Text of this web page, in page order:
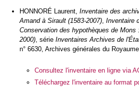
HONNORÉ Laurent, Inventaire des
Amand à Sirault (1583-2007), Inventaire
Conservation des hypothèques de Mons
2000), série Inventaires Archives de
n° 6630, Archives générales du
Consultez l'inventaire en ligne via
Téléchargez l'inventaire au format